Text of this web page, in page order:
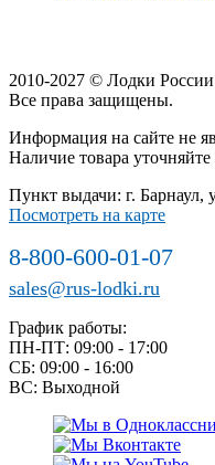
2010-2027 © Лодки России
Все права защищены.
Информация на сайте не
Наличие товара
Пункт выдачи: г. Барнаул,
Посмотреть на карте
8-800-600-01-07
sales@rus-lodki.ru
График работы:
ПН-ПТ: 09:00 - 17:00
СБ: 09:00 - 16:00
ВС: Выходной